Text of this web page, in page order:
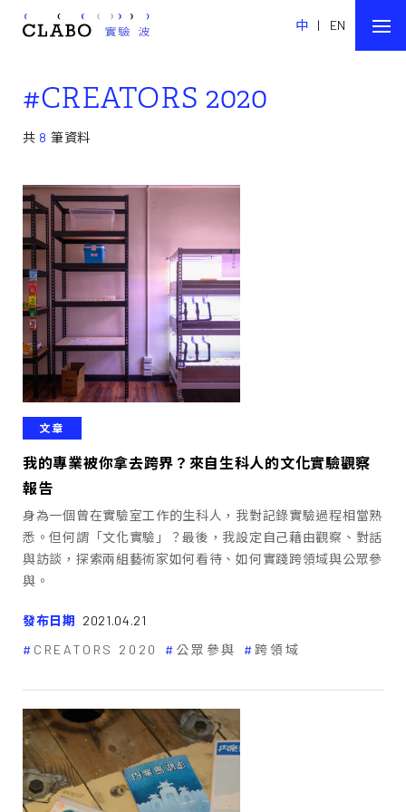
中 | EN
#CREATORS 2020
共 8 筆資料
文章
我的專業被你拿去跨界？來自生科人的文化實驗觀察
報告
身為一個曾在實驗室工作的生科人，我對記錄實驗過程相當熟
悉。但何謂「文化實驗」？最後，我設定自己藉由觀察、對話
與訪談，探索兩組藝術家如何看待、如何實踐跨領域與公眾參
與。
發布日期 2021.04.21
CREATORS 2020
公眾參與 跨領域